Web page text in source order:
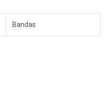
Bandas